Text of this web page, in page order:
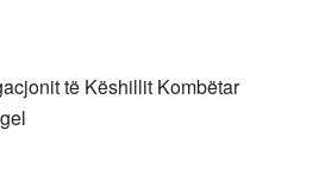
të Këshillit Kombëtar